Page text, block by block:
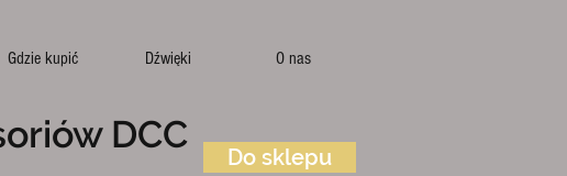
Gdzie kupić Dźwięki O nas
DCC
Do sklepu